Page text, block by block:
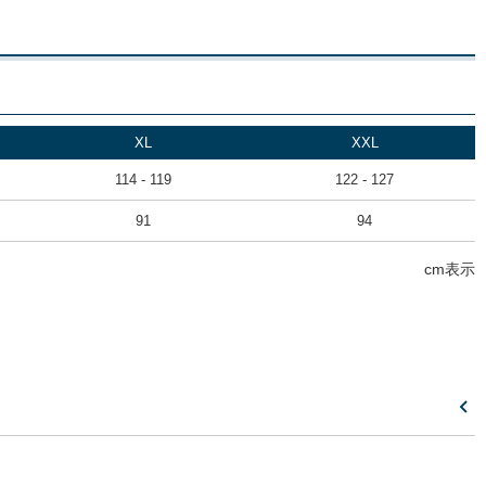
XL XXL
114 - 119 122 - 127
91 94
cm表示